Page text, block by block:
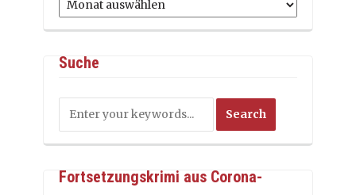
Suche
Fortsetzungskrimi aus Corona-